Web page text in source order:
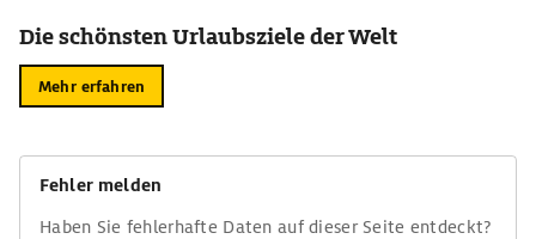
Die schönsten Urlaubsziele der Welt
Mehr erfahren
Fehler melden
Haben Sie fehlerhafte Daten auf dieser Seite entdeckt?